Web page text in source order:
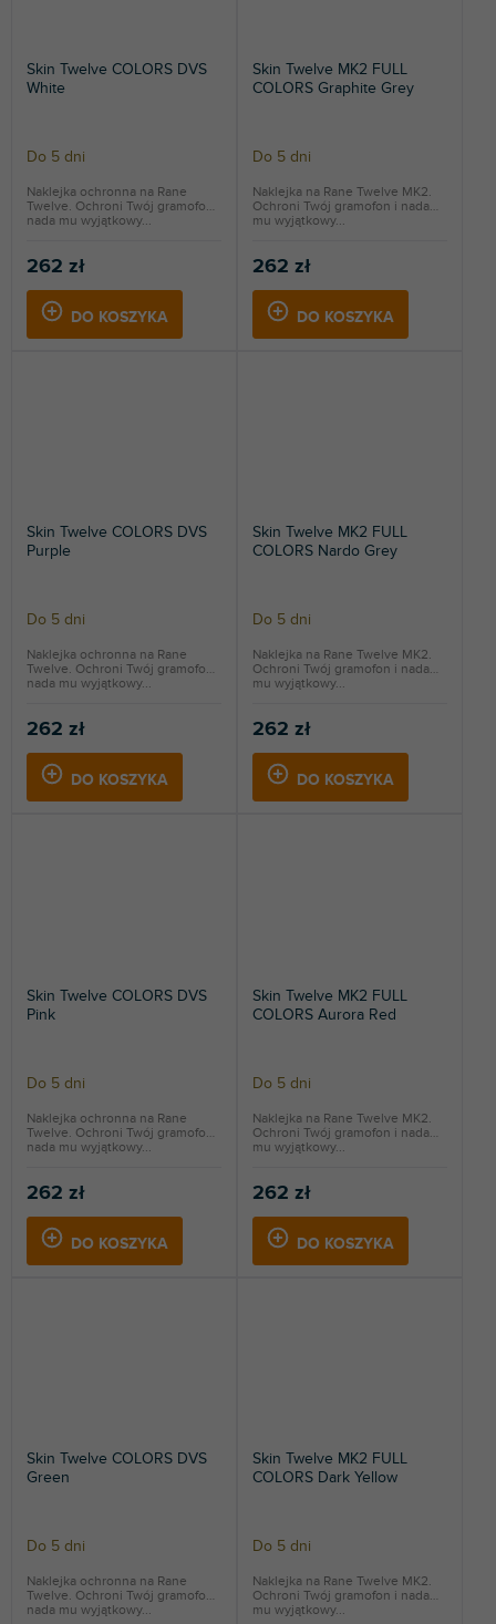
Skin Twelve COLORS DVS
White
Do 5 dni
262 zł
DO KOSZYKA
Naklejka ochronna na Rane
Twelve. Ochroni Twój gramofon i
nada mu wyjątkowy...
Skin Twelve MK2 FULL
COLORS Graphite Grey
Do 5 dni
262 zł
DO KOSZYKA
Naklejka na Rane Twelve MK2.
Ochroni Twój gramofon i nada
mu wyjątkowy...
Skin Twelve COLORS DVS
Purple
Do 5 dni
262 zł
DO KOSZYKA
Naklejka ochronna na Rane
Twelve. Ochroni Twój gramofon i
nada mu wyjątkowy...
Skin Twelve MK2 FULL
COLORS Nardo Grey
Do 5 dni
262 zł
DO KOSZYKA
Naklejka na Rane Twelve MK2.
Ochroni Twój gramofon i nada
mu wyjątkowy...
Skin Twelve COLORS DVS
Pink
Do 5 dni
262 zł
DO KOSZYKA
Naklejka ochronna na Rane
Twelve. Ochroni Twój gramofon i
nada mu wyjątkowy...
Skin Twelve MK2 FULL
COLORS Aurora Red
Do 5 dni
262 zł
DO KOSZYKA
Naklejka na Rane Twelve MK2.
Ochroni Twój gramofon i nada
mu wyjątkowy...
Skin Twelve COLORS DVS
Green
Do 5 dni
Naklejka ochronna na Rane
Twelve. Ochroni Twój gramofon i
nada mu wyjątkowy...
Skin Twelve MK2 FULL
COLORS Dark Yellow
Do 5 dni
Naklejka na Rane Twelve MK2.
Ochroni Twój gramofon i nada
mu wyjątkowy...